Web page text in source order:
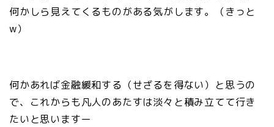
何かしら見えてくるものがある気がします。（きっと
w）
何かあれば金融緩和する（せざるを得ない）と思うの
で、これからも凡人のあたすは淡々と積み立てて行き
たいと思いますー